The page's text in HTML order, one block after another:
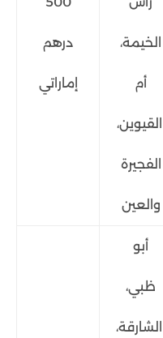
الخيمة،
أم
القيوين،
الفجيرة
والعين
درهم
إماراتي
أبو
ظبي،
الشارقة،